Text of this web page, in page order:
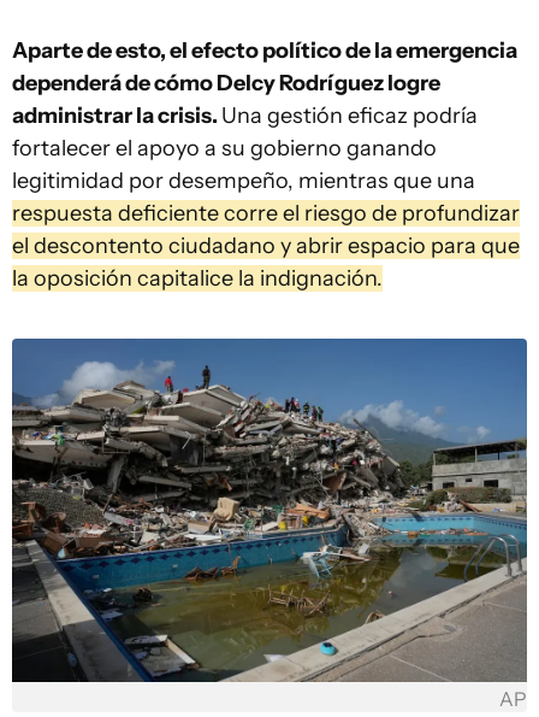
Aparte de esto, el efecto político de la emergencia
dependerá de cómo Delcy Rodríguez logre
administrar la crisis. Una gestión eficaz podría
fortalecer el apoyo a su gobierno ganando
legitimidad por desempeño, mientras que una
respuesta deficiente corre el riesgo de profundizar
el descontento ciudadano y abrir espacio para que
la oposición capitalice la indignación.
AP